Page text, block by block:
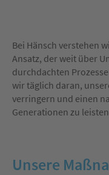
Bei Hänsch verstehen
Ansatz, der weit über
durchdachten
wir täglich daran,
verringern und einen
Generationen zu
Unsere